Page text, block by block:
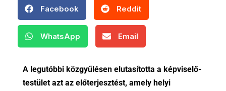
Facebook Reddit
WhatsApp Email
A legutóbbi közgyűlésen elutasította a képviselő-
testület azt az előterjesztést, amely helyi